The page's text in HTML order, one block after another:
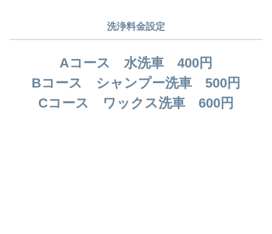
洗浄料金設定
Aコース 水洗車 400円
Bコース シャンプー洗車 500円
Cコース ワックス洗車 600円